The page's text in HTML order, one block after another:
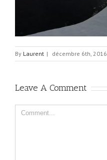
By Laurent | décembre 6th, 2016
Leave A Comment
Comment